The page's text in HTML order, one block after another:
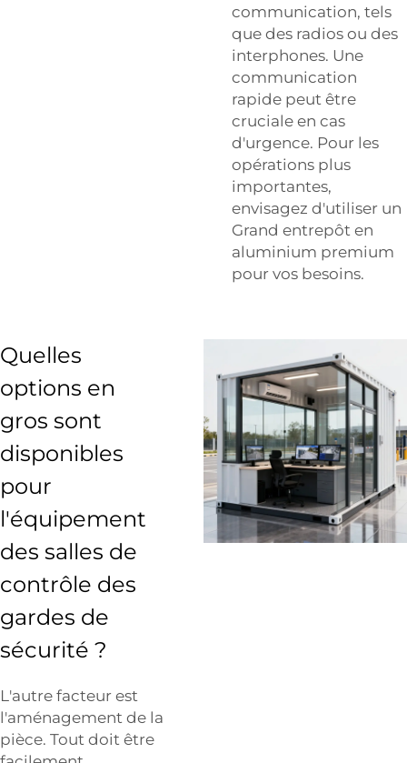
communication, tels
que des radios ou des
interphones. Une
communication
rapide peut être
cruciale en cas
d'urgence. Pour les
opérations plus
importantes,
envisagez d'utiliser un
Grand entrepôt en
aluminium premium
pour vos besoins.
Quelles
options en
gros sont
disponibles
pour
l'équipement
des salles de
contrôle des
gardes de
sécurité ?
L'autre facteur est
l'aménagement de la
pièce. Tout doit être